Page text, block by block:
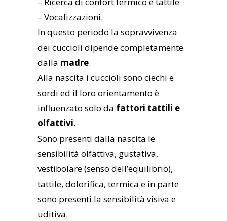
– Vocalizzazioni.
In questo periodo la sopravvivenza
dei cuccioli dipende completamente
dalla madre.
Alla nascita i cuccioli sono ciechi e
sordi ed il loro orientamento è
influenzato solo da fattori tattili e
olfattivi.
Sono presenti dalla nascita le
sensibilità olfattiva, gustativa,
vestibolare (senso dell’equilibrio),
tattile, dolorifica, termica e in parte
sono presenti la sensibilità visiva e
uditiva.